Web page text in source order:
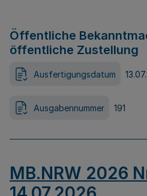
Öffentliche
öffentliche Zustellung
Ausfertigungsdatum
Ausgabennummer 191
MB.NRW 2026